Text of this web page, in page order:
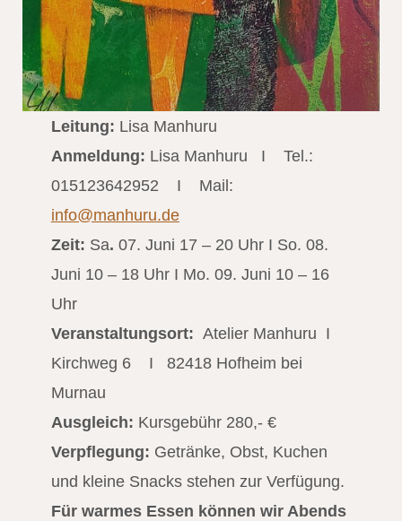
Leitung: Lisa Manhuru
Anmeldung: Lisa Manhuru I Tel.:
015123642952 I Mail:
info@manhuru.de
Zeit: Sa. 07. Juni 17 – 20 Uhr I So. 08.
Juni 10 – 18 Uhr I Mo. 09. Juni 10 – 16
Uhr
Veranstaltungsort: Atelier Manhuru I
Kirchweg 6 I 82418 Hofheim bei
Murnau
Ausgleich: Kursgebühr 280,- €
Verpflegung: Getränke, Obst, Kuchen
und kleine Snacks stehen zur Verfügung.
Für warmes Essen können wir Abends